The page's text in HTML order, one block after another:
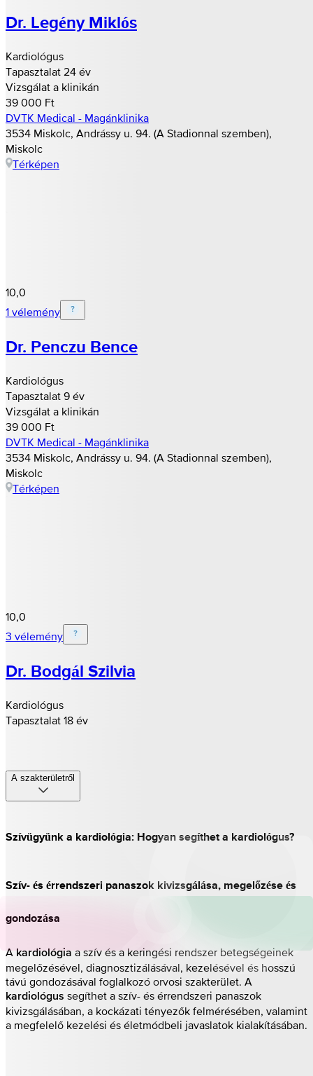
Dr. Legény Miklós
Kardiológus
Tapasztalat 24 év
Vizsgálat a klinikán
39 000 Ft
DVTK Medical - Magánklinika
3534 Miskolc, Andrássy u. 94. (A Stadionnal szemben),
Miskolc
Térképen
10,0
1 vélemény
Dr. Penczu Bence
Kardiológus
Tapasztalat 9 év
Vizsgálat a klinikán
39 000 Ft
DVTK Medical - Magánklinika
3534 Miskolc, Andrássy u. 94. (A Stadionnal szemben),
Miskolc
Térképen
10,0
3 vélemény
Dr. Bodgál Szilvia
Kardiológus
Tapasztalat 18 év
A szakterületről
Szívügyünk a kardiológia: Hogyan segíthet a kardiológus?
Szív- és érrendszeri panaszok kivizsgálása, megelőzése és
gondozása
A kardiológia a szív és a keringési rendszer betegségeinek
megelőzésével, diagnosztizálásával, kezelésével és hosszú
távú gondozásával foglalkozó orvosi szakterület. A
kardiológus segíthet a szív- és érrendszeri panaszok
kivizsgálásában, a kockázati tényezők felmérésében, valamint
a megfelelő kezelési és életmódbeli javaslatok kialakításában.